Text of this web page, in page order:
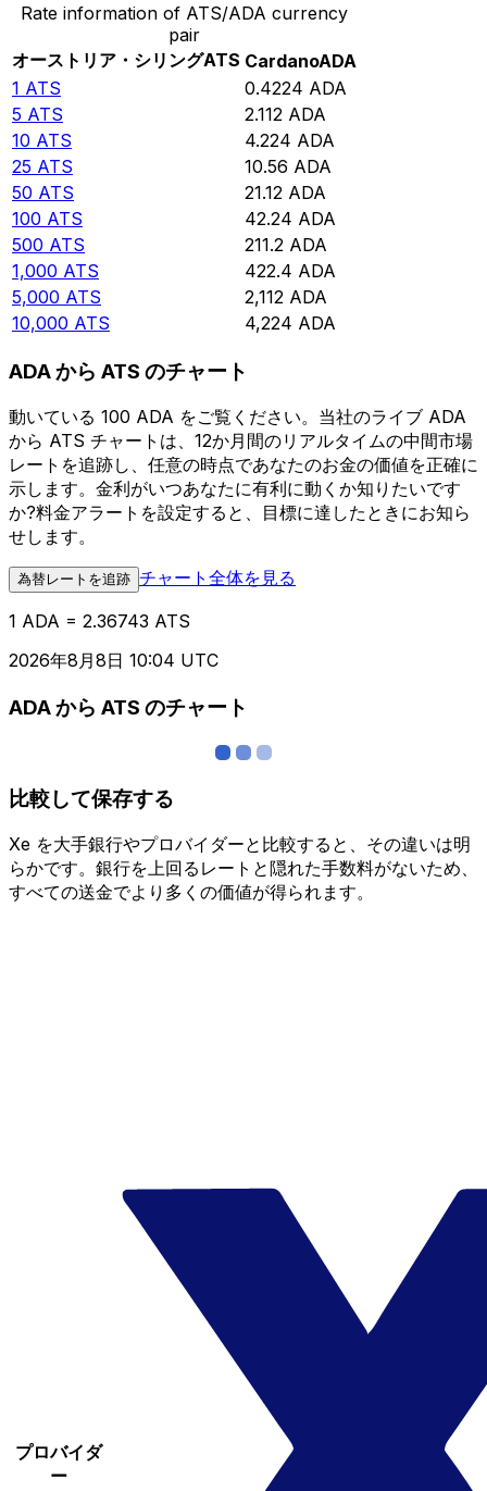
Rate information of ATS/ADA currency
pair
オーストリア・シリングATS CardanoADA
1 ATS 0.4224 ADA
5 ATS 2.112 ADA
10 ATS 4.224 ADA
25 ATS 10.56 ADA
50 ATS 21.12 ADA
100 ATS 42.24 ADA
500 ATS 211.2 ADA
1,000 ATS 422.4 ADA
5,000 ATS 2,112 ADA
10,000 ATS 4,224 ADA
ADA から ATS のチャート
動いている 100 ADA をご覧ください。当社のライブ ADA
から ATS チャートは、12か月間のリアルタイムの中間市場
レートを追跡し、任意の時点であなたのお金の価値を正確に
示します。金利がいつあなたに有利に動くか知りたいです
か?料金アラートを設定すると、目標に達したときにお知ら
せします。
為替レートを追跡 チャート全体を見る
1 ADA = 2.36743 ATS
2026年8月8日 10:04 UTC
ADA から ATS のチャート
比較して保存する
Xe を大手銀行やプロバイダーと比較すると、その違いは明
らかです。銀行を上回るレートと隠れた手数料がないため、
すべての送金でより多くの価値が得られます。
プロバイダ
ー